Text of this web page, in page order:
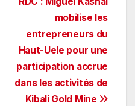
mobilise les
entrepreneurs du
Haut-Uele pour une
participation accrue
dans les activités de
Kibali Gold Mine